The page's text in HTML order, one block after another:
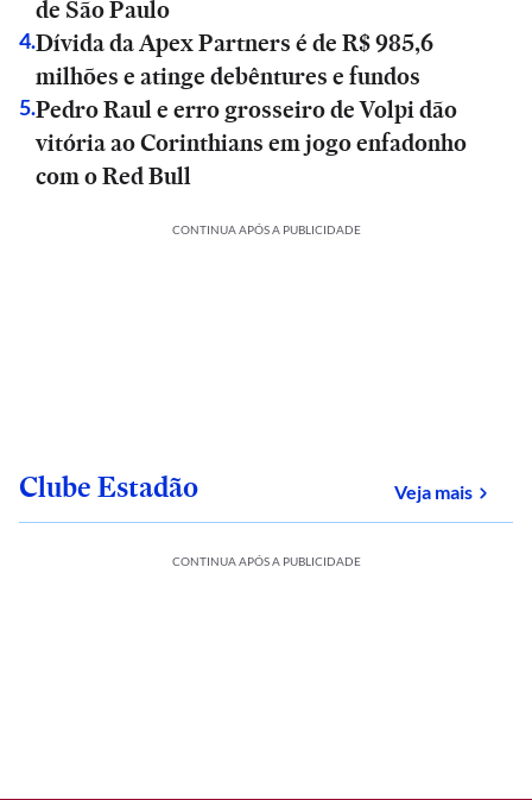
de São Paulo
4.Dívida da Apex Partners é de R$ 985,6
milhões e atinge debêntures e fundos
5.Pedro Raul e erro grosseiro de Volpi dão
vitória ao Corinthians em jogo enfadonho
com o Red Bull
CONTINUA APÓS A PUBLICIDADE
Clube Estadão Veja maissobre
CONTINUA APÓS A PUBLICIDADE